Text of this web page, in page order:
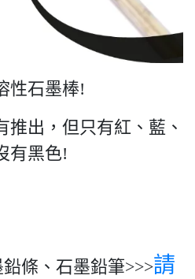
性石墨棒!
出，但只有紅、藍、
有黑色!
條、石墨鉛筆>>>請